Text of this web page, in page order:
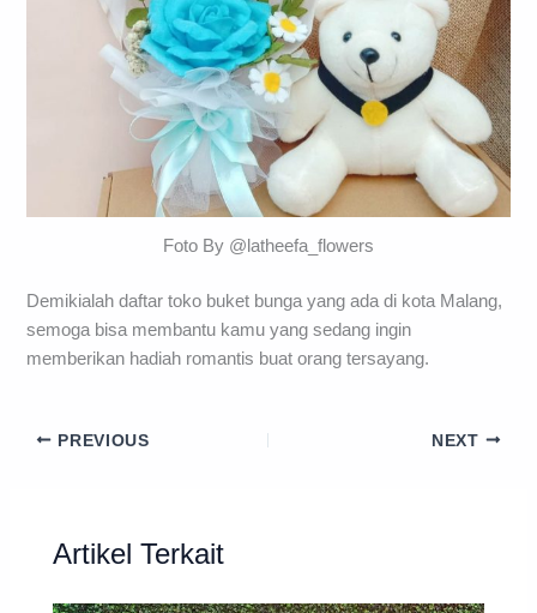
Foto By @latheefa_flowers
Demikialah daftar toko buket bunga yang ada di kota Malang,
semoga bisa membantu kamu yang sedang ingin
memberikan hadiah romantis buat orang tersayang.
PREVIOUS NEXT
Artikel Terkait